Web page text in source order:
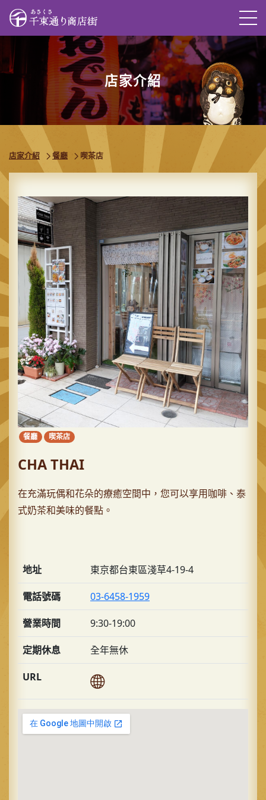
店家介紹
店家介紹 餐廳 喫茶店
餐廳 喫茶店
CHA THAI
在充滿玩偶和花朵的療癒空間中，您可以享用咖啡、泰
式奶茶和美味的餐點。
地址 東京都台東區淺草4-19-4
電話號碼 03-6458-1959
營業時間 9:30-19:00
定期休息 全年無休
URL